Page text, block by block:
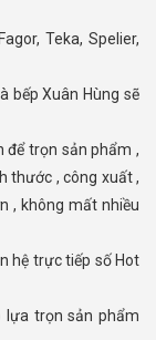
thước , công xuất ,
, không mất nhiều